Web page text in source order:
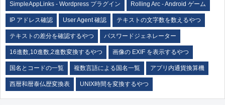
SimpleAppLinks - Wordpress プラグイン Rolling Arc - Android ゲーム
IP アドレス確認 User Agent 確認 テキストの文字数を数えるやつ
テキストの差分を確認するやつ パスワードジェネレーター
16進数,10進数,2進数変換するやつ 画像の EXIF を表示するやつ
国名とコードの一覧 複数言語による国名一覧 アプリ内通貨換算機
西暦和暦泰仏歴変換表 UNIX時間を変換するやつ